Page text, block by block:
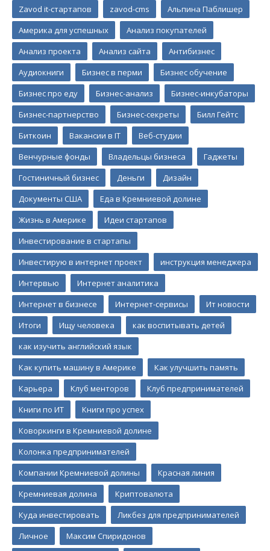
Zavod it-стартапов zavod-cms
Альпина Паблишер
Америка для успешных
Анализ покупателей
Анализ проекта
Анализ сайта
Антибизнес
Аудиокниги
Бизнес в перми
Бизнес обучение
Бизнес про еду
Бизнес-анализ
Бизнес-инкубаторы
Бизнес-партнерство
Бизнес-секреты
Билл Гейтс
Биткоин
Вакансии в IT
Веб-студии
Венчурные фонды
Владельцы бизнеса
Гаджеты
Гостиничный бизнес
Деньги
Дизайн
Документы США
Еда в Кремниевой долине
Жизнь в Америке
Идеи стартапов
Инвестирование в стартапы
Инвестирую в интернет проект
инструкция менеджера
Интервью
Интернет аналитика
Интернет в бизнесе
Интернет-сервисы
Ит новости
Итоги
Ищу человека
как воспитывать детей
как изучить английский язык
Как купить машину в Америке
Как улучшить память
Карьера
Клуб менторов
Клуб предпринимателей
Книги по ИТ
Книги про успех
Коворкинги в Кремниевой долине
Колонка предпринимателей
Компании Кремниевой долины
Красная линия
Кремниевая долина
Криптовалюта
Куда инвестировать
Ликбез для предпринимателей
Личное
Максим Спиридонов